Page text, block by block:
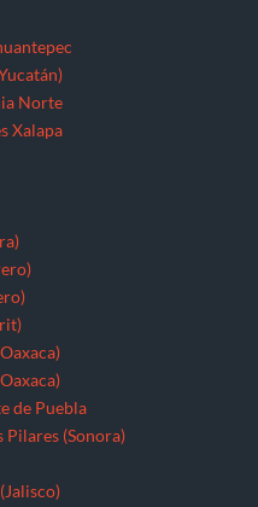
Puebla
Pilares (Sonora)
Ostula (Michoacán)
frente a la hidra
TlaxcalaTren Maya
(ZODES) Ciudad de